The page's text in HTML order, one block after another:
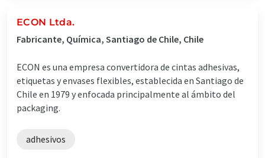
ECON Ltda.
Fabricante, Química, Santiago de Chile, Chile
ECON es una empresa convertidora de cintas adhesivas,
etiquetas y envases flexibles, establecida en Santiago de
Chile en 1979 y enfocada principalmente al ámbito del
packaging.
adhesivos